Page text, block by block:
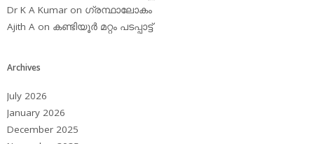
Dr K A Kumar on ഗ്രന്ഥാലോകം
Ajith A on കണ്ടിയൂര്‍ മറ്റം പടപ്പാട്ട്‌
Archives
July 2026
January 2026
December 2025